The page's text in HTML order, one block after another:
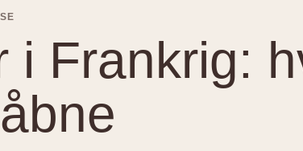
i Frankrig: